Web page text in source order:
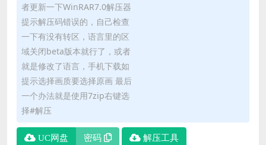
者更新一下WinRAR7.0解压器
提示解压码错误的，自己检查
一下有没有转区，语言里的区
域关闭beta版本就行了，或者
就是修改了语言，手机下载如
提示选择画质要选择原画 最后
一个办法就是使用7zip右键选
择#解压
UC网盘 密码 解压工具